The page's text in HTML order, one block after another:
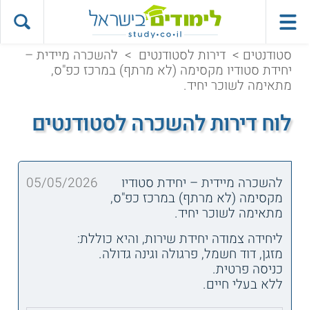
סטודנטים > דירות לסטודנטים > להשכרה מיידית –
יחידת סטודיו מקסימה (לא מרתף) במרכז כפ"ס,
מתאימה לשוכר יחיד.
לוח דירות להשכרה לסטודנטים
להשכרה מיידית – יחידת סטודיו
מקסימה (לא מרתף) במרכז כפ"ס,
מתאימה לשוכר יחיד.
05/05/2026
ליחידה צמודה יחידת שירות, והיא כוללת:
מזגן, דוד חשמל, פרגולה וגינה גדולה.
כניסה פרטית.
ללא בעלי חיים.